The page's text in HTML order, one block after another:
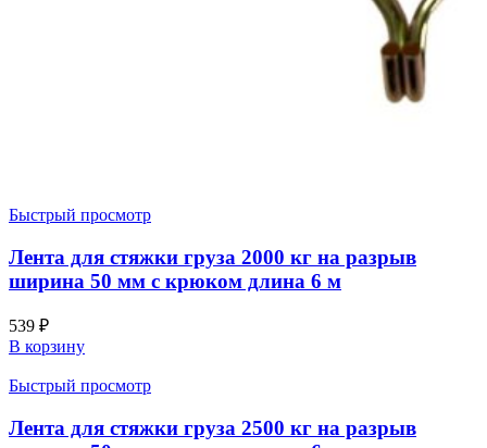
Быстрый просмотр
Лента для стяжки груза 2000 кг на разрыв
ширина 50 мм с крюком длина 6 м
539 ₽
В корзину
Быстрый просмотр
Лента для стяжки груза 2500 кг на разрыв